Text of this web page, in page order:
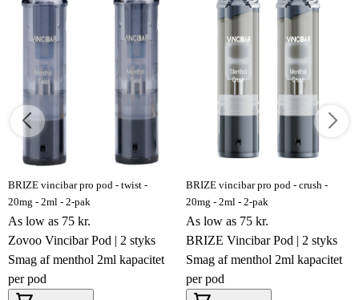
BRIZE vincibar pro pod - twist -
20mg - 2ml - 2-pak
As low as 75 kr.
Zovoo Vincibar Pod | 2 styks
Smag af menthol 2ml kapacitet
per pod
BRIZE vincibar pro pod - crush -
20mg - 2ml - 2-pak
As low as 75 kr.
BRIZE Vincibar Pod | 2 styks
Smag af menthol 2ml kapacitet
per pod